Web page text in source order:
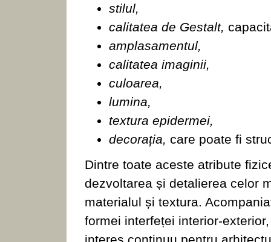
stilul,
calitatea de Gestalt,
amplasamentul,
calitatea imaginii,
culoarea,
lumina,
textura epidermei,
decorația, care poate fi
Dintre toate aceste atribute
dezvoltarea și detalierea celor
materialul și textura.
formei interfeței interior-
interes continuu pentru